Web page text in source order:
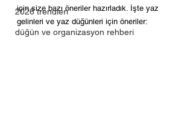
2026 trendleri
düğün ve organizasyon rehberi
için size bazı öneriler hazırladık. İşte yaz
gelinleri ve yaz düğünleri için öneriler: